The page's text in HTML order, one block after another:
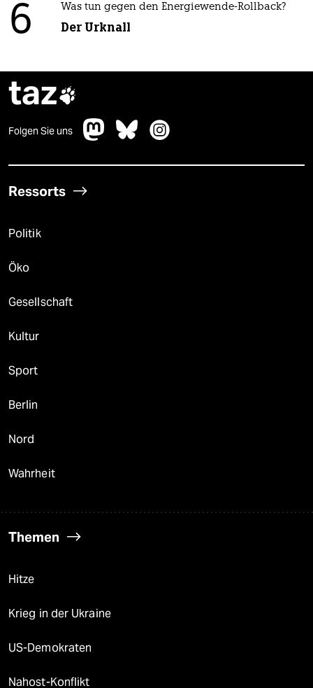
6 Was tun gegen den Energiewende-Rollback?
Der Urknall
taz
Folgen Sie uns
Ressorts
Politik
Öko
Gesellschaft
Kultur
Sport
Berlin
Nord
Wahrheit
Themen
Hitze
Krieg in der Ukraine
US-Demokraten
Nahost-Konflikt